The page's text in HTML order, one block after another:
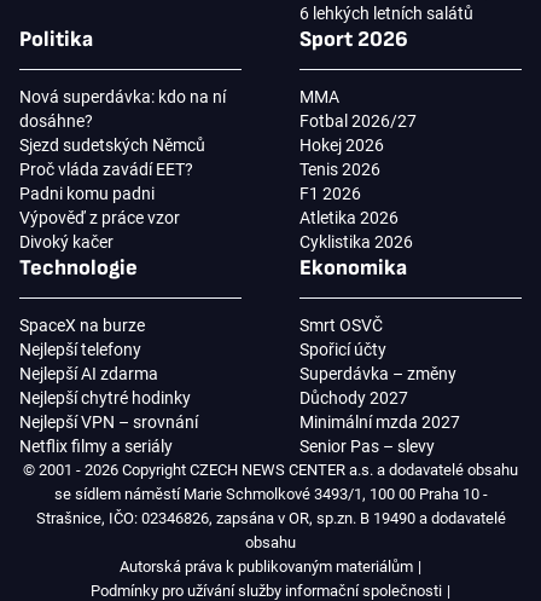
6 lehkých letních salátů
Politika
Nová superdávka: kdo na ní
dosáhne?
Sjezd sudetských Němců
Proč vláda zavádí EET?
Padni komu padni
Výpověď z práce vzor
Divoký kačer
Sport 2026
MMA
Fotbal 2026/27
Hokej 2026
Tenis 2026
F1 2026
Atletika 2026
Cyklistika 2026
Technologie
SpaceX na burze
Nejlepší telefony
Nejlepší AI zdarma
Nejlepší chytré hodinky
Nejlepší VPN – srovnání
Netflix filmy a seriály
Ekonomika
Smrt OSVČ
Spořicí účty
Superdávka – změny
Důchody 2027
Minimální mzda 2027
Senior Pas – slevy
© 2001 - 2026 Copyright CZECH NEWS CENTER a.s. a dodavatelé obsahu
se sídlem náměstí Marie Schmolkové 3493/1, 100 00 Praha 10 -
Strašnice, IČO: 02346826, zapsána v OR, sp.zn. B 19490 a dodavatelé
obsahu
Autorská práva k publikovaným materiálům
Podmínky pro užívání služby informační společnosti